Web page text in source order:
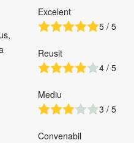
Excelent
5 / 5
Reusit
4 / 5
Mediu
3 / 5
Convenabil